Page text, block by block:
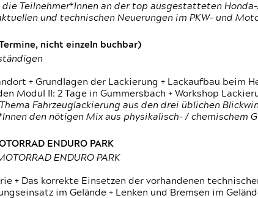
Teilnehmer*Innen an der top ausgestatteten
und technischen Neuerungen im PKW- und
nicht einzeln buchbar)
+ Grundlagen der Lackierung + Lackaufbau beim
Modul II: 2 Tage in Gummersbach + Workshop
Fahrzeuglackierung aus den drei üblichen
den nötigen Mix aus physikalisch- / chemischem
ENDURO PARK
ENDURO PARK
+ Das korrekte Einsetzen der vorhandenen
im Gelände + Lenken und Bremsen im